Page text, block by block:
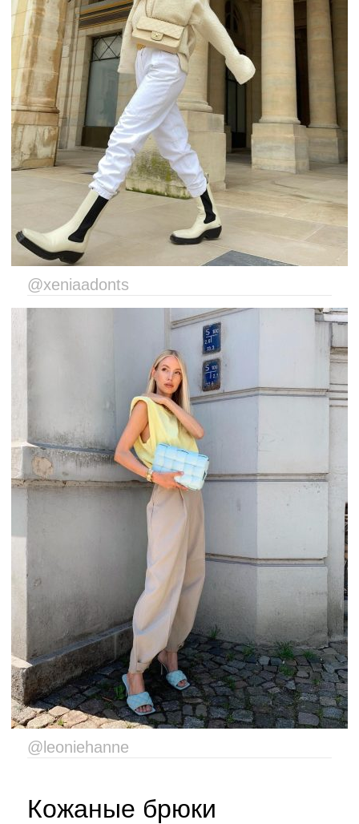
@xeniaadonts
@leoniehanne
Кожаные брюки